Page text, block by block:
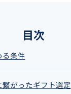
目次
る条件
繋がったギフト選定